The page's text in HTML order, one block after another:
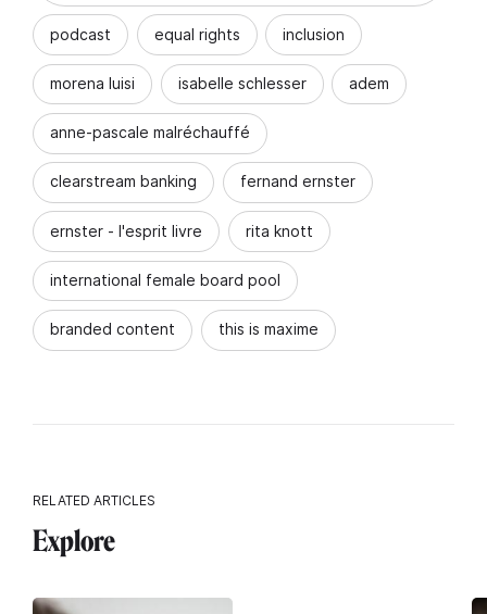
podcast equal rights inclusion
morena luisi isabelle schlesser adem
anne-pascale malréchauffé
clearstream banking fernand ernster
ernster - l'esprit livre rita knott
international female board pool
branded content this is maxime
RELATED ARTICLES
Explore